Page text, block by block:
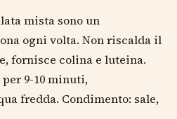
mista sono un
ogni volta. Non riscalda il
fornisce colina e luteina.
9-10 minuti,
fredda. Condimento: sale,